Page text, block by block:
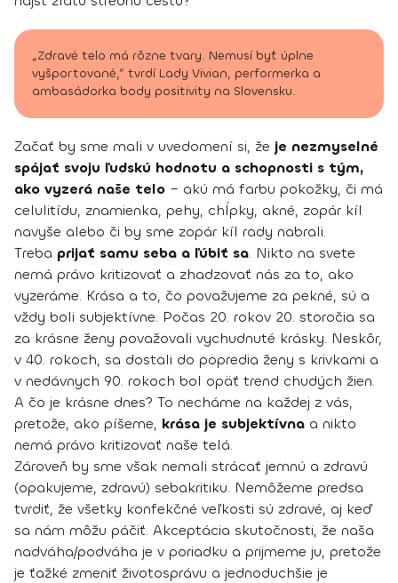
„Zdravé telo má rôzne tvary. Nemusí byť úplne
vyšportované,“ tvrdí Lady Vivian, performerka a
ambasádorka body positivity na Slovensku.
Začať by sme mali v uvedomení si, že je nezmyselné
spájať svoju ľudskú hodnotu a schopnosti s tým,
ako vyzerá naše telo – akú má farbu pokožky, či má
celulitídu, znamienka, pehy, chĺpky, akné, zopár kíl
navyše alebo či by sme zopár kíl rady nabrali.
Treba prijať samu seba a ľúbiť sa. Nikto na svete
nemá právo kritizovať a zhadzovať nás za to, ako
vyzeráme. Krása a to, čo považujeme za pekné, sú a
vždy boli subjektívne. Počas 20. rokov 20. storočia sa
za krásne ženy považovali vychudnuté krásky. Neskôr,
v 40. rokoch, sa dostali do popredia ženy s krivkami a
v nedávnych 90. rokoch bol opäť trend chudých žien.
A čo je krásne dnes? To necháme na každej z vás,
pretože, ako píšeme, krása je subjektívna a nikto
nemá právo kritizovať naše telá.
Zároveň by sme však nemali strácať jemnú a zdravú
(opakujeme, zdravú) sebakritiku. Nemôžeme predsa
tvrdiť, že všetky konfekčné veľkosti sú zdravé, aj keď
sa nám môžu páčiť. Akceptácia skutočnosti, že naša
nadváha/podváha je v poriadku a prijmeme ju, pretože
je ťažké zmeniť životosprávu a jednoduchšie je